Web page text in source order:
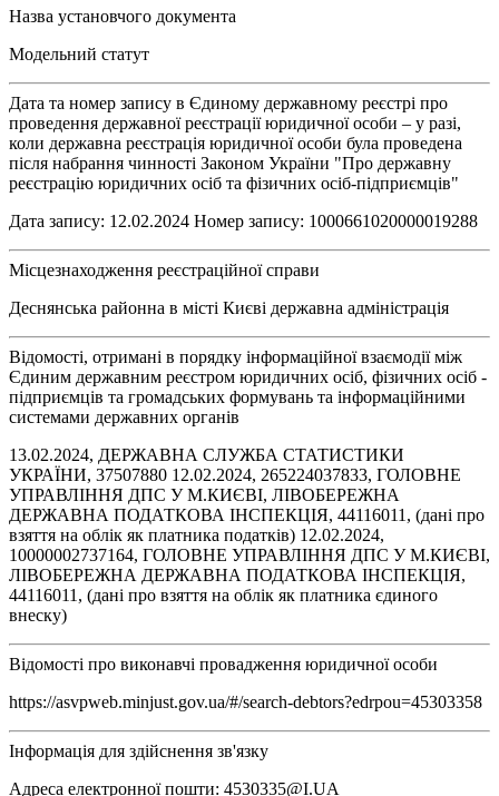
Назва установчого документа
Модельний статут
Дата та номер запису в Єдиному державному реєстрі про
проведення державної реєстрації юридичної особи – у разі,
коли державна реєстрація юридичної особи була проведена
після набрання чинності Законом України "Про державну
реєстрацію юридичних осіб та фізичних осіб-підприємців"
Дата запису: 12.02.2024 Номер запису: 1000661020000019288
Місцезнаходження реєстраційної справи
Деснянська районна в місті Києві державна адміністрація
Відомості, отримані в порядку інформаційної взаємодії між
Єдиним державним реєстром юридичних осіб, фізичних осіб -
підприємців та громадських формувань та інформаційними
системами державних органів
13.02.2024, ДЕРЖАВНА СЛУЖБА СТАТИСТИКИ
УКРАЇНИ, 37507880 12.02.2024, 265224037833, ГОЛОВНЕ
УПРАВЛІННЯ ДПС У М.КИЄВІ, ЛІВОБЕРЕЖНА
ДЕРЖАВНА ПОДАТКОВА ІНСПЕКЦІЯ, 44116011, (дані про
взяття на облік як платника податків) 12.02.2024,
10000002737164, ГОЛОВНЕ УПРАВЛІННЯ ДПС У М.КИЄВІ,
ЛІВОБЕРЕЖНА ДЕРЖАВНА ПОДАТКОВА ІНСПЕКЦІЯ,
44116011, (дані про взяття на облік як платника єдиного
внеску)
Відомості про виконавчі провадження юридичної особи
https://asvpweb.minjust.gov.ua/#/search-debtors?edrpou=45303358
Інформація для здійснення зв'язку
Адреса електронної пошти: 4530335@I.UA